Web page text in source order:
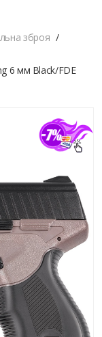
зброя
6 мм Black/FDE